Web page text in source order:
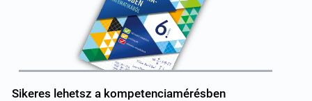
Sikeres lehetsz a kompetenciamérésben